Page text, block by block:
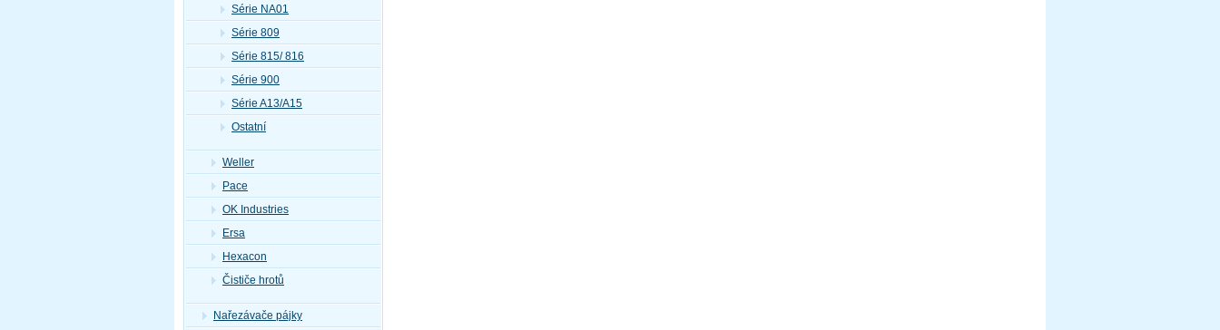
Série NA01
Série 809
Série 815/ 816
Série 900
Série A13/A15
Ostatní
Weller
Pace
OK Industries
Ersa
Hexacon
Čističe hrotů
Nařezávače pájky